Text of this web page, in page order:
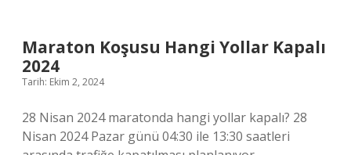
Maraton Koşusu Hangi Yollar Kapalı
2024
Tarih: Ekim 2, 2024
28 Nisan 2024 maratonda hangi yollar kapalı? 28
Nisan 2024 Pazar günü 04:30 ile 13:30 saatleri